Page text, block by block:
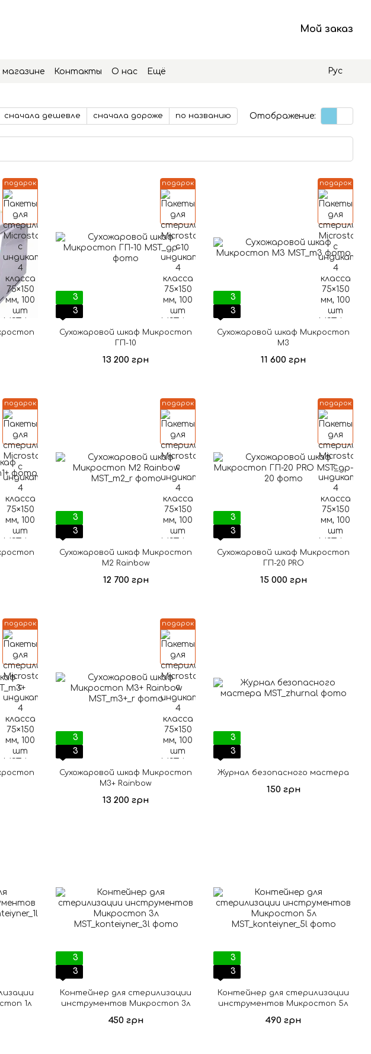
Мой заказ
Контакты О нас Ещё Рус
сначала дешевле сначала дороже по названию Отображение:
подарок подарок
3
3
Сухожаровой шкаф Микростоп
ГП-10
13 200 грн
подарок
3
3
Сухожаровой шкаф Микростоп
М3
11 600 грн
подарок подарок
3
3
Сухожаровой шкаф Микростоп
М2 Rainbow
12 700 грн
подарок
3
3
Сухожаровой шкаф Микростоп
ГП-20 PRO
15 000 грн
подарок подарок
3
3
Сухожаровой шкаф Микростоп
М3+ Rainbow
13 200 грн
3
3
Журнал безопасного мастера
150 грн
1л
3
3
Контейнер для стерилизации
инструментов Микростоп 3л
450 грн
3
3
Контейнер для стерилизации
инструментов Микростоп 5л
490 грн